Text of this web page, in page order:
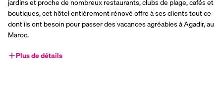
jardins et proche de nombreux restaurants, clubs de plage, cafés et
boutiques, cet hôtel entièrement rénové offre à ses clients tout ce
dont ils ont besoin pour passer des vacances agréables à Agadir, au
Maroc.
Plus de détails